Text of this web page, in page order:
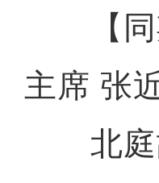
【同
主席 张
北庭